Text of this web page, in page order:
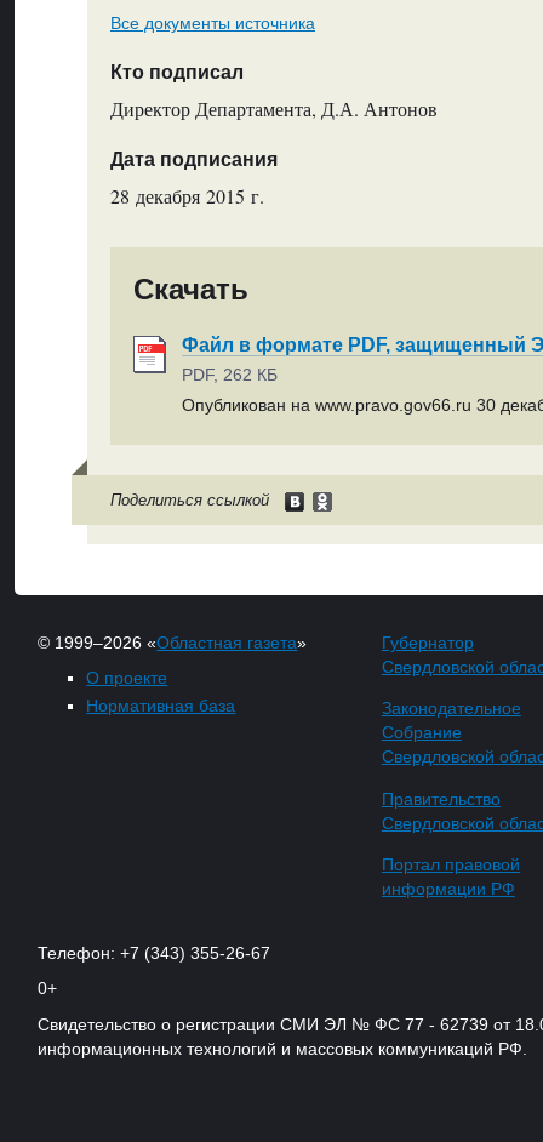
Все документы источника
Кто подписал
Директор Департамента, Д.А. Антонов
Дата подписания
28 декабря 2015 г.
Скачать
Файл в формате PDF, защищенный
PDF, 262 КБ
Опубликован на www.pravo.gov66.ru 30
Поделиться ссылкой
© 1999–2026 «Областная газета»
О проекте
Нормативная база
Губернатор
Свердловской
Законодательное
Собрание
Свердловской
Правительство
Свердловской
Портал правовой
информации РФ
Телефон: +7 (343) 355-26-67
0+
Свидетельство о регистрации СМИ ЭЛ № ФС 77 - 62739 от
информационных технологий и массовых коммуникаций РФ.